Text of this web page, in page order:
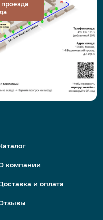
проезда
компании
и оплата